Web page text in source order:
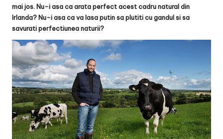
mai jos. Nu-i asa ca arata perfect acest cadru natural din
Irlanda? Nu-i asa ca va lasa putin sa plutiti cu gandul si sa
savurati perfectiunea naturii?